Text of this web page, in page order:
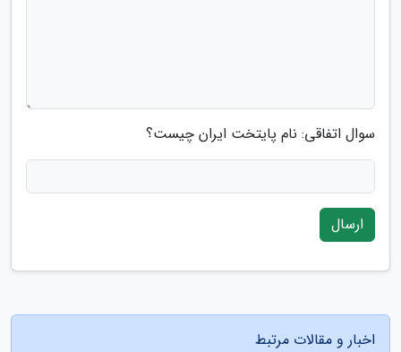
سوال اتفاقی: نام پایتخت ایران چیست؟
ارسال
اخبار و مقالات مرتبط